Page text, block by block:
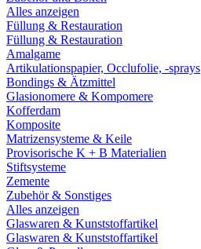
Alles anzeigen
Füllung & Restauration
Füllung & Restauration
Amalgame
Artikulationspapier, Occlufolie, -sprays
Bondings & Ätzmittel
Glasionomere & Kompomere
Kofferdam
Komposite
Matrizensysteme & Keile
Provisorische K + B Materialien
Stiftsysteme
Zemente
Zubehör & Sonstiges
Alles anzeigen
Glaswaren & Kunststoffartikel
Glaswaren & Kunststoffartikel